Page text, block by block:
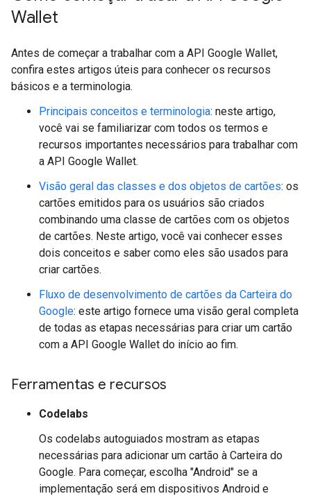
Wallet
Antes de começar a trabalhar com a API Google Wallet,
confira estes artigos úteis para conhecer os recursos
básicos e a terminologia.
Principais conceitos e terminologia: neste artigo,
você vai se familiarizar com todos os termos e
recursos importantes necessários para trabalhar com
a API Google Wallet.
Visão geral das classes e dos objetos de cartões: os
cartões emitidos para os usuários são criados
combinando uma classe de cartões com os objetos
de cartões. Neste artigo, você vai conhecer esses
dois conceitos e saber como eles são usados para
criar cartões.
Fluxo de desenvolvimento de cartões da Carteira do
Google: este artigo fornece uma visão geral completa
de todas as etapas necessárias para criar um cartão
com a API Google Wallet do início ao fim.
Ferramentas e recursos
Codelabs
Os codelabs autoguiados mostram as etapas
necessárias para adicionar um cartão à Carteira do
Google. Para começar, escolha "Android" se a
implementação será em dispositivos Android e